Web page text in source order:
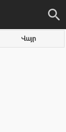
Վայր